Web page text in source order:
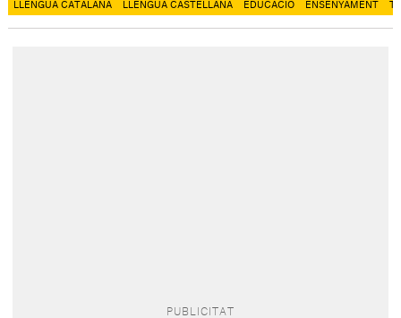
LLENGUA CATALANA LLENGUA CASTELLANA EDUCACIÓ ENSENYAMENT